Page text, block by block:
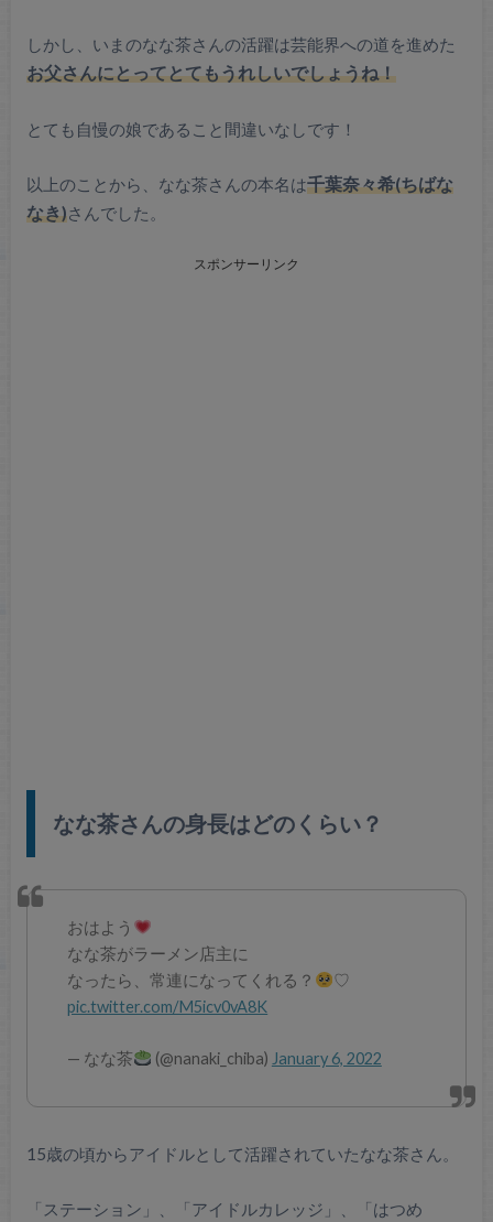
しかし、いまのなな茶さんの活躍は芸能界への道を進めた
お父さんにとってとてもうれしいでしょうね！
とても自慢の娘であること間違いなしです！
以上のことから、なな茶さんの本名は千葉奈々希(ちばな
なき)さんでした。
スポンサーリンク
なな茶さんの身長はどのくらい？
おはよう
なな茶がラーメン店主に
なったら、常連になってくれる？
♡
pic.twitter.com/M5icv0vA8K
— なな茶 (@nanaki_chiba) January 6, 2022
15歳の頃からアイドルとして活躍されていたなな茶さん。
「ステーション」、「アイドルカレッジ」、「はつめ